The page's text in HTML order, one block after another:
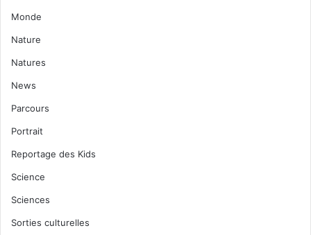
Monde
Nature
Natures
News
Parcours
Portrait
Reportage des Kids
Science
Sciences
Sorties culturelles